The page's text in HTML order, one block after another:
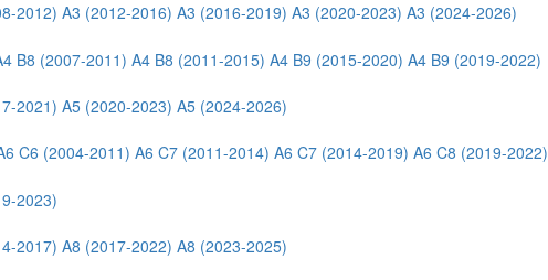
2012) A3 (2012-2016) A3 (2016-2019) A3 (2020-2023) A3 (2024-2026)
B8 (2007-2011) A4 B8 (2011-2015) A4 B9 (2015-2020) A4 B9 (2019-2022)
2021) A5 (2020-2023) A5 (2024-2026)
C6 (2004-2011) A6 C7 (2011-2014) A6 C7 (2014-2019) A6 C8 (2019-2022)
2023)
2017) A8 (2017-2022) A8 (2023-2025)